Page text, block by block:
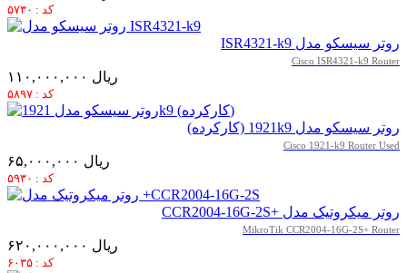
کد : ۵۷۳۰
روتر سیسکو مدل ISR4321-k9
Cisco ISR4321-k9 Router
۱۱۰,۰۰۰,۰۰۰ ریال
کد : ۵۸۹۷
روتر سیسکو مدل 1921k9 (کارکرده)
Cisco 1921-k9 Router Used
۶۵,۰۰۰,۰۰۰ ریال
کد : ۵۹۳۰
روتر میکروتیک مدل +CCR2004-16G-2S
MikroTik CCR2004-16G-2S+ Router
۶۲۰,۰۰۰,۰۰۰ ریال
کد : ۶۰۳۵